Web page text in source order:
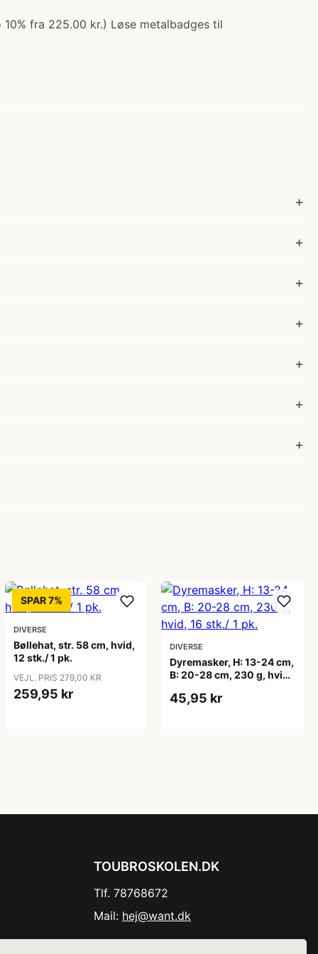
fra 225.00 kr.) Løse metalbadges til
SPAR 7%
DIVERSE
Bøllehat, str. 58 cm, hvid,
12 stk./ 1 pk.
VEJL. PRIS 279,00 KR
259,95 kr
DIVERSE
Dyremasker, H: 13-24 cm,
B: 20-28 cm, 230 g, hvid,
45,95 kr
TOUBROSKOLEN.DK
Tlf. 78768672
Mail: hej@want.dk